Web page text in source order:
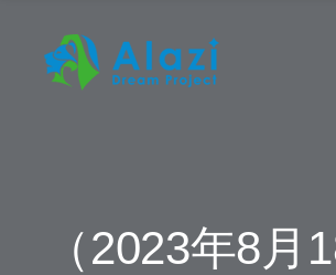
（2023年8月